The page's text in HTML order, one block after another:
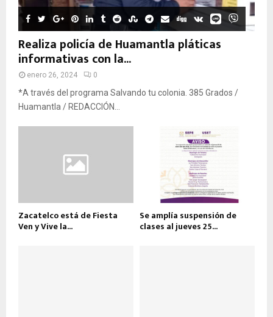
Realiza policía de Huamantla pláticas
informativas con la...
enero 26, 2024 0
*A través del programa Salvando tu colonia. 385 Grados /
Huamantla / REDACCIÓN...
Zacatelco está de Fiesta
Ven y Vive la...
Se amplía suspensión de
clases al jueves 25...